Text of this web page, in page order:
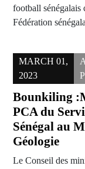
football sénégalais
Fédération
MARCH 01,
2023
Bounkiling
PCA du
Sénégal au
Géologie
Le Conseil des